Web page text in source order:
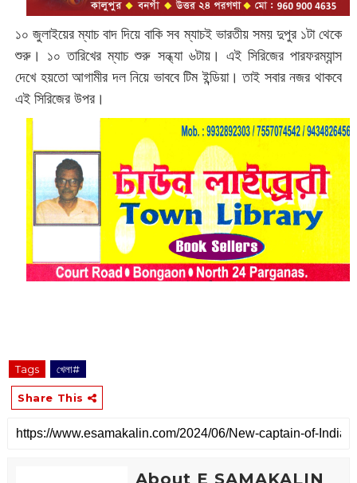
১০ জুলাইয়ের ম্যাচ বাদ দিয়ে বাকি সব ম্যাচই ভারতীয় সময় দুপুর ১টা থেকে
শুরু। ১০ তারিখের ম্যাচ শুরু সন্ধ্যা ৬টায়। এই সিরিজের পারফরম্যান্স
দেখে হয়তো আগামীর দল নিয়ে ভাববে টিম ইন্ডিয়া। তাই সবার নজর থাকবে
এই সিরিজের উপর।
Tags খেলা#
Share This
About E SAMAKALIN